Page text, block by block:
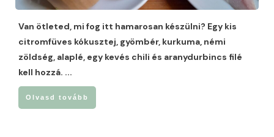
Van ötleted, mi fog itt hamarosan készülni? Egy kis
citromfüves kókusztej, gyömbér, kurkuma, némi
zöldség, alaplé, egy kevés chili és aranydurbincs filé
kell hozzá. ...
Olvasd tovább